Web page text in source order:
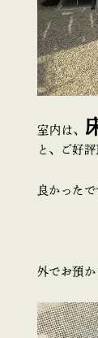
室内は、
と、ご好評
良かったで
外でお預か